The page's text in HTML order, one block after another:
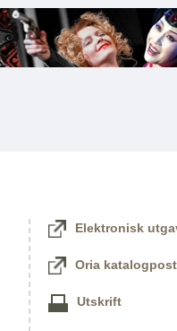
Elektronisk
Oria katalogpost
Utskrift